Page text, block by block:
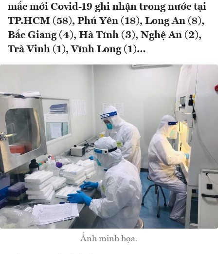
mắc mới Covid-19 ghi nhận trong nước tại
TP.HCM (58), Phú Yên (18), Long An (8),
Bắc Giang (4), Hà Tĩnh (3), Nghệ An (2),
Trà Vinh (1), Vĩnh Long (1)…
Ảnh minh họa.